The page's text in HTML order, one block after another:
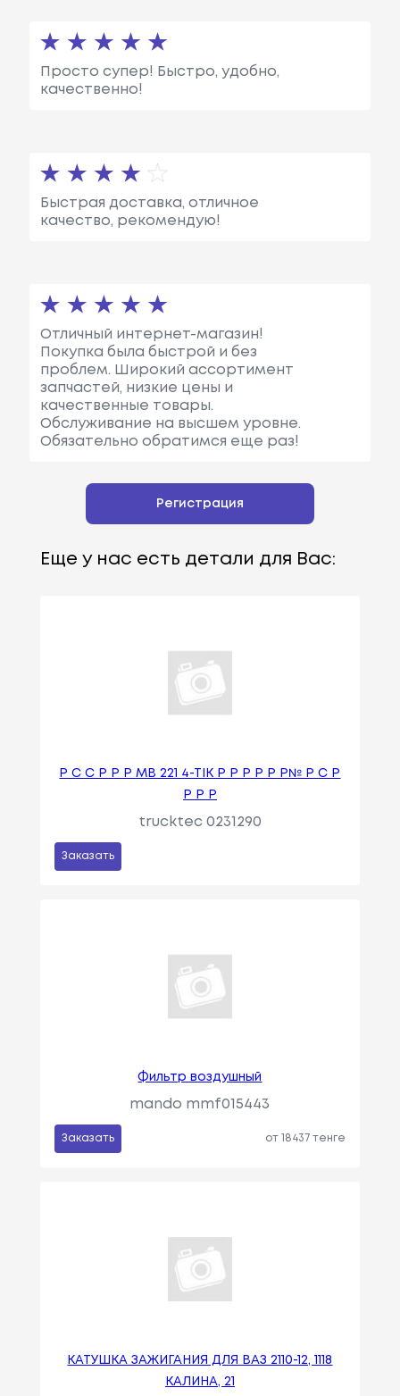
Просто супер! Быстро, удобно,
качественно!
Быстрая доставка, отличное
качество, рекомендую!
Отличный интернет-магазин!
Покупка была быстрой и без
проблем. Широкий ассортимент
запчастей, низкие цены и
качественные товары.
Обслуживание на высшем уровне.
Обязательно обратимся еще раз!
Регистрация
Еще у нас есть детали для Вас:
Р С С Р Р Р MB 221 4-TIK Р Р Р Р Р Р№ Р С Р
Р Р Р
trucktec 0231290
Заказать
Фильтр воздушный
mando mmf015443
Заказать от 18437 тенге
КАТУШКА ЗАЖИГАНИЯ ДЛЯ ВАЗ 2110-12, 1118
КАЛИНА, 21